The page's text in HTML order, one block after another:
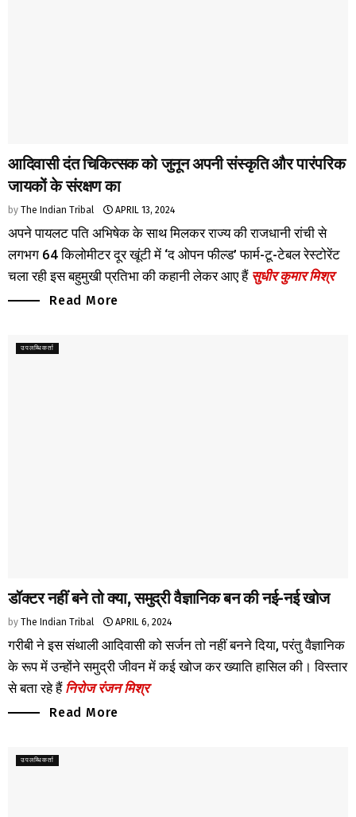
आदिवासी दंत चिकित्सक को जुनून अपनी संस्कृति और पारंपरिक
जायकों के संरक्षण का
by The Indian Tribal APRIL 13, 2024
अपने पायलट पति अभिषेक के साथ मिलकर राज्य की राजधानी रांची से
लगभग 64 किलोमीटर दूर खूंटी में ‘द ओपन फील्ड’ फार्म-टू-टेबल रेस्टोरेंट
चला रही इस बहुमुखी प्रतिभा की कहानी लेकर आए हैं सुधीर कुमार मिश्र
Read More
उपलब्धिकर्ता
डॉक्टर नहीं बने तो क्या, समुद्री वैज्ञानिक बन की नई-नई खोज
by The Indian Tribal APRIL 6, 2024
गरीबी ने इस संथाली आदिवासी को सर्जन तो नहीं बनने दिया, परंतु वैज्ञानिक
के रूप में उन्होंने समुद्री जीवन में कई खोज कर ख्याति हासिल की। विस्तार
से बता रहे हैं निरोज रंजन मिश्र
Read More
उपलब्धिकर्ता